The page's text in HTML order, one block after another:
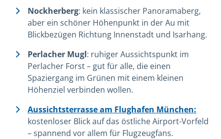
Nockherberg: kein klassischer Panoramaberg,
aber ein schöner Höhenpunkt in der Au mit
Blickbezügen Richtung Innenstadt und Isarhang.
Perlacher Mugl: ruhiger Aussichtspunkt im
Perlacher Forst – gut für alle, die einen
Spaziergang im Grünen mit einem kleinen
Höhenziel verbinden wollen.
Aussichtsterrasse am Flughafen München:
kostenloser Blick auf das östliche Airport-Vorfeld
– spannend vor allem für Flugzeugfans.